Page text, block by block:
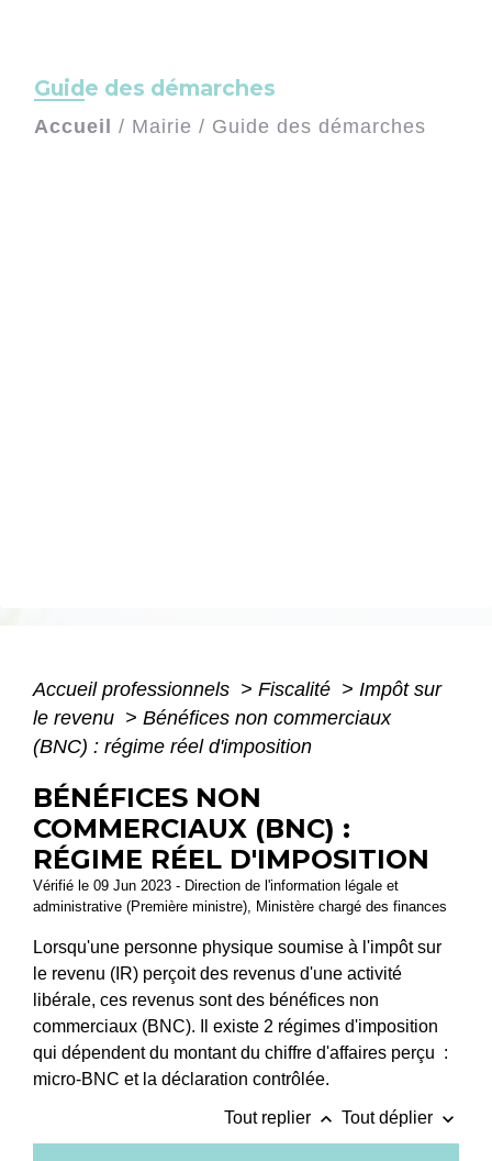
Guide des démarches
Accueil / Mairie / Guide des démarches
Accueil professionnels > Fiscalité > Impôt sur
le revenu > Bénéfices non commerciaux
(BNC) : régime réel d'imposition
BÉNÉFICES NON
COMMERCIAUX (BNC) :
RÉGIME RÉEL D'IMPOSITION
Vérifié le 09 Jun 2023 - Direction de l'information légale et
administrative (Première ministre), Ministère chargé des finances
Lorsqu'une personne physique soumise à l'impôt sur
le revenu (IR) perçoit des revenus d'une activité
libérale, ces revenus sont des bénéfices non
commerciaux (BNC). Il existe 2 régimes d'imposition
qui dépendent du montant du chiffre d'affaires perçu :
micro-BNC et la déclaration contrôlée.
Tout replier keyboard_arrow_up Tout déplier keyboard_arrow_down